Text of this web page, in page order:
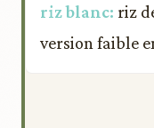
riz blanc: riz
version faible